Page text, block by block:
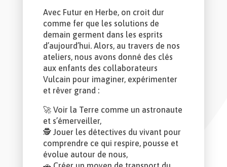
Avec Futur en Herbe, on croit dur
comme fer que les solutions de
demain germent dans les esprits
d’aujourd’hui. Alors, au travers de nos
ateliers, nous avons donné des clés
aux enfants des collaborateurs
Vulcain pour imaginer, expérimenter
et rêver grand :
🚀 Voir la Terre comme un astronaute
et s’émerveiller,
🕵️ Jouer les détectives du vivant pour
comprendre ce qui respire, pousse et
évolue autour de nous,